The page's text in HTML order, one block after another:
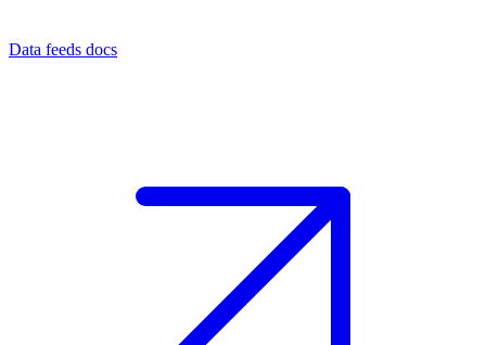
Data feeds docs